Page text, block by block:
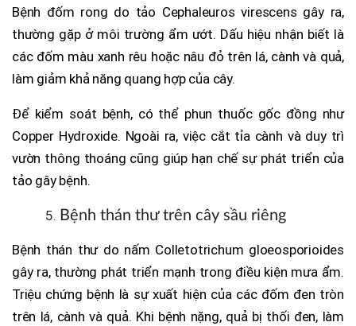
Bệnh đốm rong do tảo Cephaleuros virescens gây ra,
thường gặp ở môi trường ẩm ướt. Dấu hiệu nhận biết là
các đốm màu xanh rêu hoặc nâu đỏ trên lá, cành và quả,
làm giảm khả năng quang hợp của cây.
Để kiểm soát bệnh, có thể phun thuốc gốc đồng như
Copper Hydroxide. Ngoài ra, việc cắt tỉa cành và duy trì
vườn thông thoáng cũng giúp hạn chế sự phát triển của
tảo gây bệnh.
Bệnh thán thư trên cây sầu riêng
Bệnh thán thư do nấm Colletotrichum gloeosporioides
gây ra, thường phát triển mạnh trong điều kiện mưa ẩm.
Triệu chứng bệnh là sự xuất hiện của các đốm đen tròn
trên lá, cành và quả. Khi bệnh nặng, quả bị thối đen, làm